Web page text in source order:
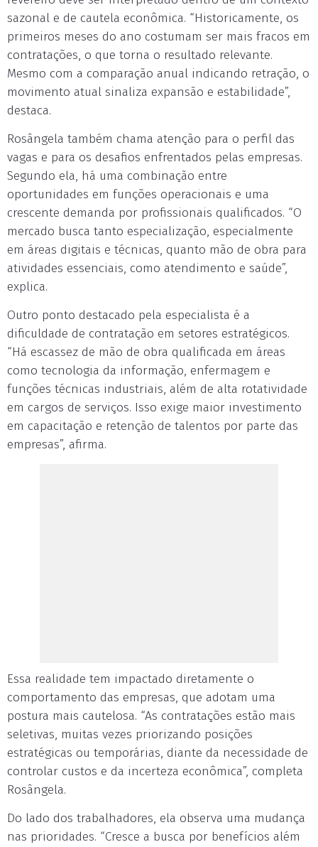
sazonal e de cautela econômica. “Historicamente, os
primeiros meses do ano costumam ser mais fracos em
contratações, o que torna o resultado relevante.
Mesmo com a comparação anual indicando retração, o
movimento atual sinaliza expansão e estabilidade”,
destaca.
Rosângela também chama atenção para o perfil das
vagas e para os desafios enfrentados pelas empresas.
Segundo ela, há uma combinação entre
oportunidades em funções operacionais e uma
crescente demanda por profissionais qualificados. “O
mercado busca tanto especialização, especialmente
em áreas digitais e técnicas, quanto mão de obra para
atividades essenciais, como atendimento e saúde”,
explica.
Outro ponto destacado pela especialista é a
dificuldade de contratação em setores estratégicos.
“Há escassez de mão de obra qualificada em áreas
como tecnologia da informação, enfermagem e
funções técnicas industriais, além de alta rotatividade
em cargos de serviços. Isso exige maior investimento
em capacitação e retenção de talentos por parte das
empresas”, afirma.
Essa realidade tem impactado diretamente o
comportamento das empresas, que adotam uma
postura mais cautelosa. “As contratações estão mais
seletivas, muitas vezes priorizando posições
estratégicas ou temporárias, diante da necessidade de
controlar custos e da incerteza econômica”, completa
Rosângela.
Do lado dos trabalhadores, ela observa uma mudança
nas prioridades. “Cresce a busca por benefícios além